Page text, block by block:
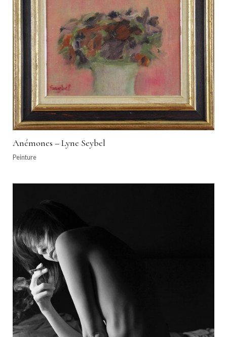
Anémones – Lyne Seybel
Peinture